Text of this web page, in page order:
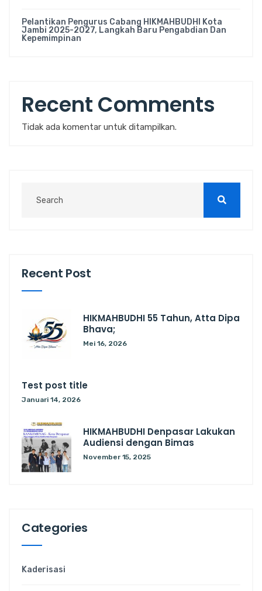
Pelantikan Pengurus Cabang HIKMAHBUDHI Kota
Jambi 2025-2027, Langkah Baru Pengabdian Dan
Kepemimpinan
Recent Comments
Tidak ada komentar untuk ditampilkan.
Recent Post
HIKMAHBUDHI 55 Tahun, Atta Dipa
Bhava;
Mei 16, 2026
Test post title
Januari 14, 2026
HIKMAHBUDHI Denpasar Lakukan
Audiensi dengan Bimas
November 15, 2025
Categories
Kaderisasi